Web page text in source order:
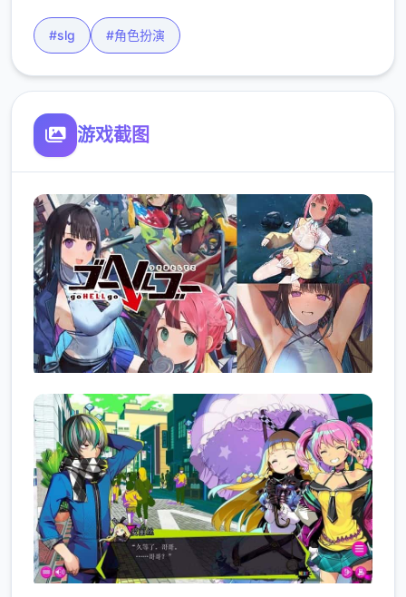
#slg #角色扮演
游戏截图